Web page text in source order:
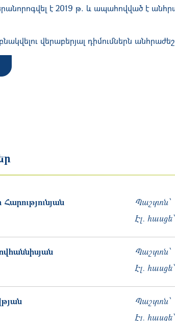
է 2019 թ. և ապահովված է
վերաբերյալ դիմումներն
Հարությունյան Պաշտոն՝
Էլ. հասցե՝
Պաշտոն՝
Էլ. հասցե՝
Պաշտոն՝
Էլ. հասցե՝